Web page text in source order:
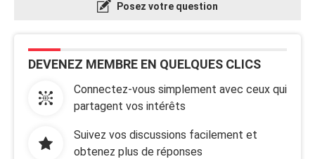
Posez votre question
DEVENEZ MEMBRE EN QUELQUES CLICS
Connectez-vous simplement avec ceux qui
partagent vos intérêts
Suivez vos discussions facilement et
obtenez plus de réponses